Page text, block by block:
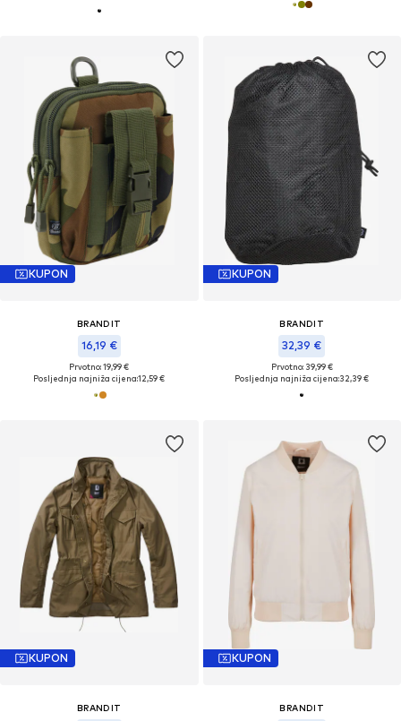
KUPON
BRANDIT
16,19 €
Prvotno: 19,99 €
Posljednja najniža cijena:12,59 €
KUPON
BRANDIT
32,39 €
Prvotno: 39,99 €
Posljednja najniža cijena:32,39 €
KUPON
BRANDIT
KUPON
BRANDIT